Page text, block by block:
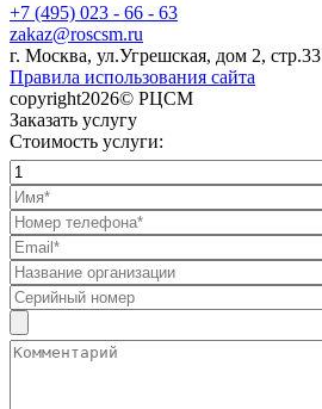
+7 (495) 023 - 66 - 63
zakaz@roscsm.ru
г. Москва, ул.Угрешская, дом 2, стр.33
Правила использования сайта
copyright2026© РЦСМ
Заказать услугу
Стоимость услуги: